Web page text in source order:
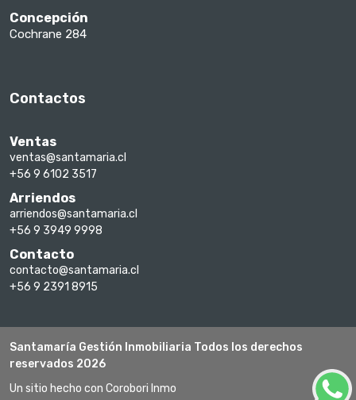
Concepción
Cochrane 284
Contactos
Ventas
ventas@santamaria.cl
+56 9 6102 3517
Arriendos
arriendos@santamaria.cl
+56 9 3949 9998
Contacto
contacto@santamaria.cl
+56 9 2391 8915
Santamaría Gestión Inmobiliaria Todos los derechos
reservados 2026
Un sitio hecho con Corobori Inmo